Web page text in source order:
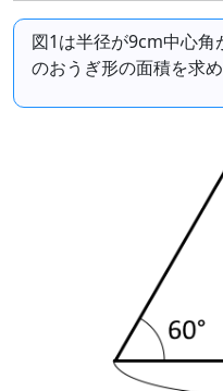
図1は半径が9cm中心角
のおうぎ形の面積を求め